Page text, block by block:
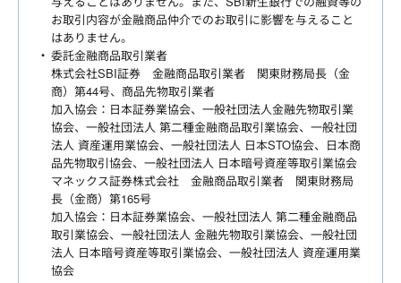
お取引内容が金融商品仲介でのお取引に影響を与えること
はありません。
委託金融商品取引業者
株式会社SBI証券 金融商品取引業者 関東財務局長（金
商）第44号、商品先物取引業者
加入協会：日本証券業協会、一般社団法人金融先物取引業
協会、一般社団法人 第二種金融商品取引業協会、一般社団
法人 資産運用業協会、一般社団法人 日本STO協会、日本商
品先物取引協会、一般社団法人 日本暗号資産等取引業協会
マネックス証券株式会社 金融商品取引業者 関東財務局
長（金商）第165号
加入協会：日本証券業協会、一般社団法人 第二種金融商品
取引業協会、一般社団法人 金融先物取引業協会、一般社団
法人 日本暗号資産等取引業協会、一般社団法人 資産運用業
協会